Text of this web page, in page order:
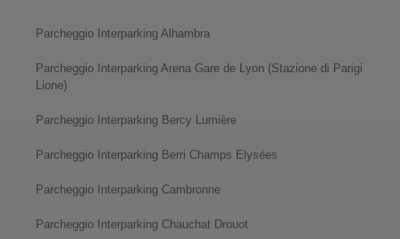
Parcheggio Interparking Alhambra
Parcheggio Interparking Arena Gare de Lyon (Stazione di Parigi
Lione)
Parcheggio Interparking Bercy Lumière
Parcheggio Interparking Berri Champs Elysées
Parcheggio Interparking Cambronne
Parcheggio Interparking Chauchat Drouot